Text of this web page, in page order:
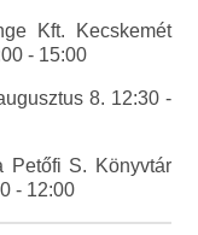
Kft. Kecskemét
- 15:00
8. 12:30 -
Petőfi S. Könyvtár
- 12:00